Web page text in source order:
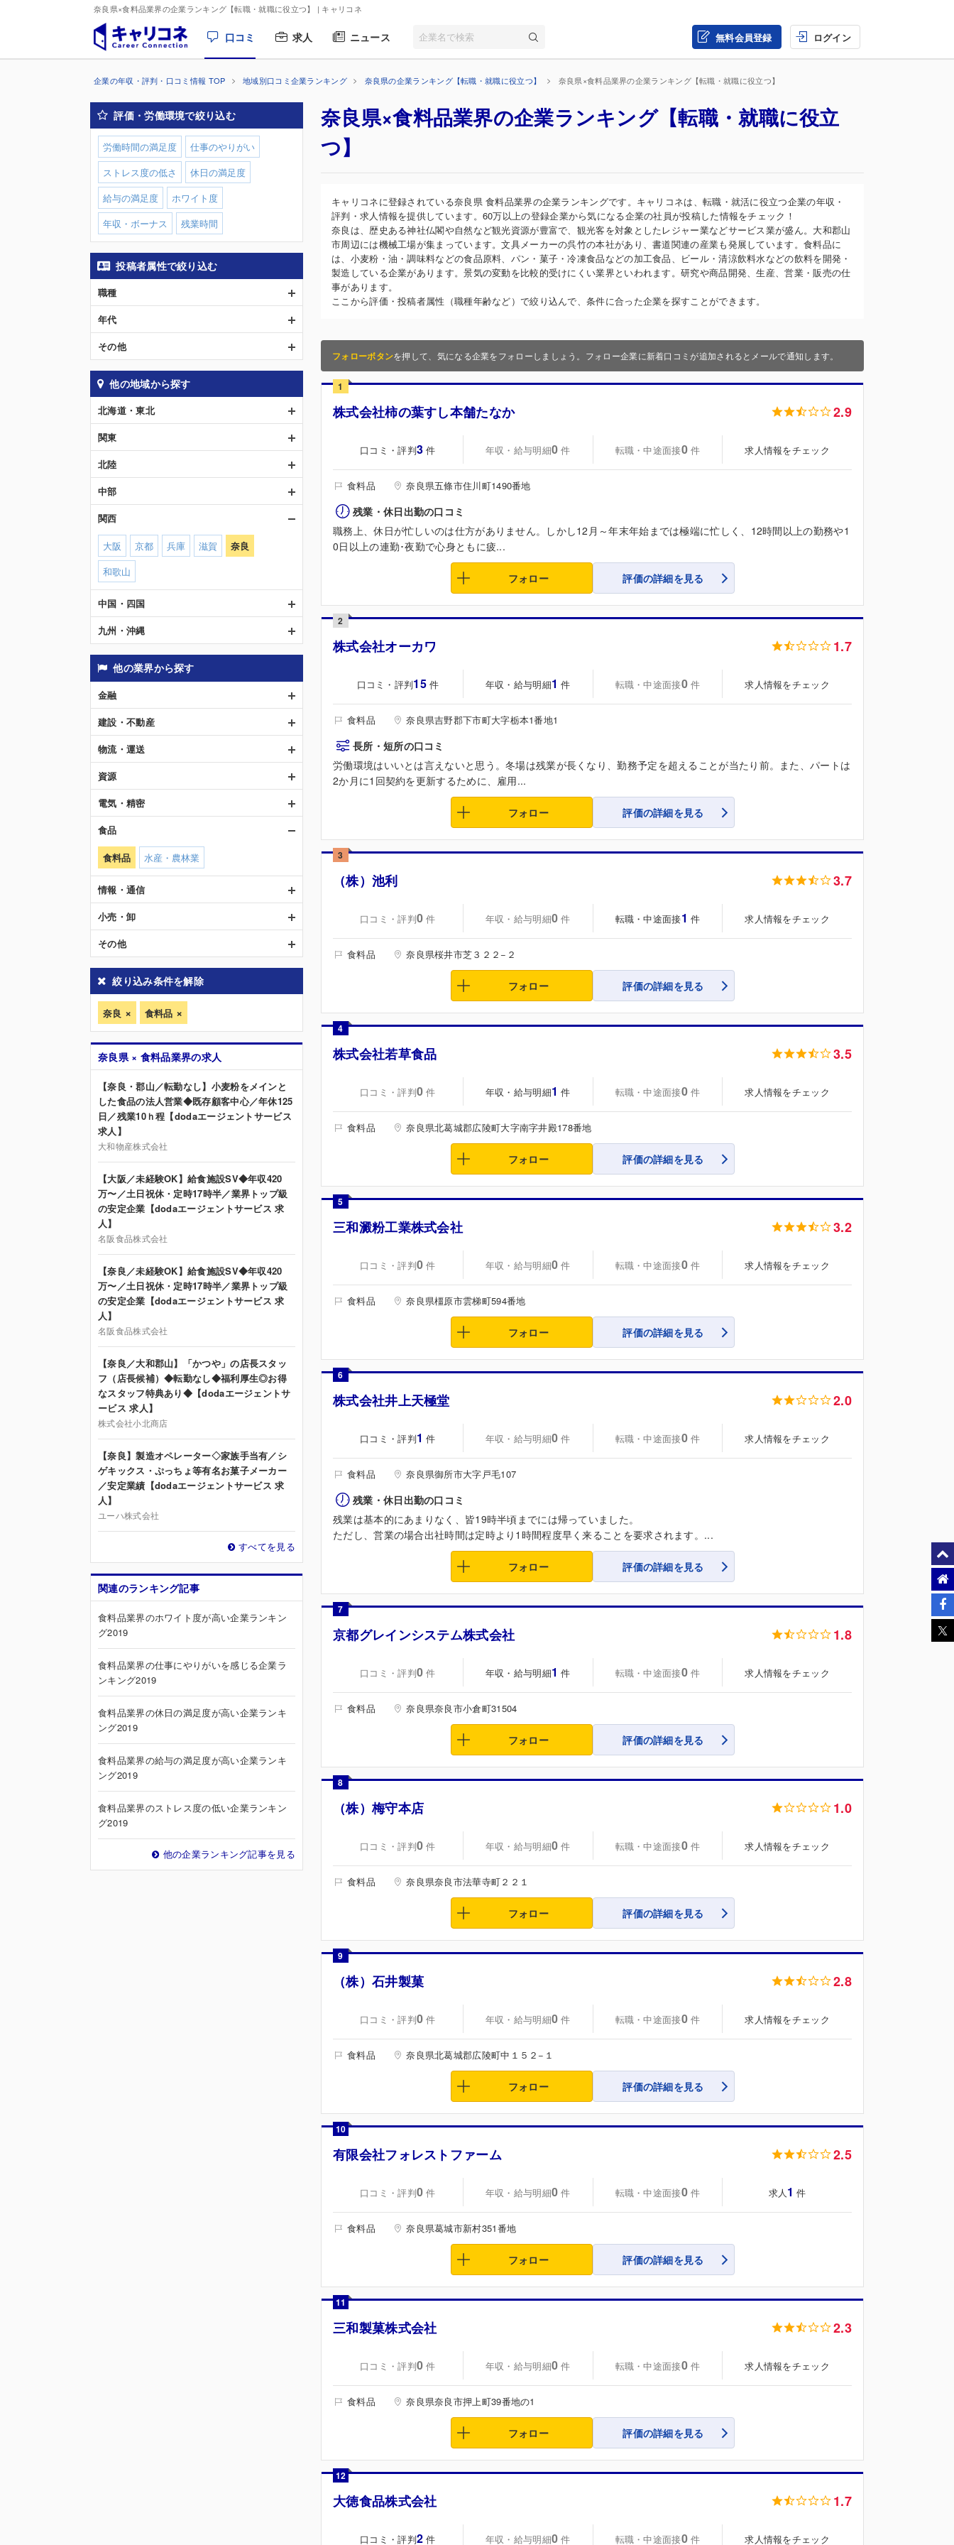
奈良県×食料品業界の企業ランキング【転職・就職に役立つ】 | キャリコネ
口コミ 求人 ニュース 無料会員登録 ログイン
企業の年収・評判・口コミ情報 TOP 地域別口コミ企業ランキング 奈良県の企業ランキング【転職・就職に役立つ】 奈良県×食料品業界の企業ランキング【転職・就職に役立つ】
奈良県×食料品業界の企業ランキング【転職・就職に役立
つ】
キャリコネに登録されている奈良県 食料品業界の企業ランキングです。キャリコネは、転職・就活に役立つ企業の年収・
評判・求人情報を提供しています。60万以上の登録企業から気になる企業の社員が投稿した情報をチェック！
奈良は、歴史ある神社仏閣や自然など観光資源が豊富で、観光客を対象としたレジャー業などサービス業が盛ん。大和郡山
市周辺には機械工場が集まっています。文具メーカーの呉竹の本社があり、書道関連の産業も発展しています。食料品に
は、小麦粉・油・調味料などの食品原料、パン・菓子・冷凍食品などの加工食品、ビール・清涼飲料水などの飲料を開発・
製造している企業があります。景気の変動を比較的受けにくい業界といわれます。研究や商品開発、生産、営業・販売の仕
事があります。
ここから評価・投稿者属性（職種年齢など）で絞り込んで、条件に合った企業を探すことができます。
フォローボタンを押して、気になる企業をフォローしましょう。フォロー企業に新着口コミが追加されるとメールで通知します。
1
株式会社柿の葉すし本舗たなか 2.9
口コミ・評判3 件 年収・給与明細0 件 転職・中途面接0 件 求人情報をチェック
食料品 奈良県五條市住川町1490番地
残業・休日出勤の口コミ
職務上、休日が忙しいのは仕方がありません。しかし12月～年末年始までは極端に忙しく、12時間以上の勤務や1
0日以上の連勤･夜勤で心身ともに疲...
フォロー 評価の詳細を見る
2
株式会社オーカワ 1.7
口コミ・評判15 件 年収・給与明細1 件 転職・中途面接0 件 求人情報をチェック
食料品 奈良県吉野郡下市町大字栃本1番地1
長所・短所の口コミ
労働環境はいいとは言えないと思う。冬場は残業が長くなり、勤務予定を超えることが当たり前。また、パートは
2か月に1回契約を更新するために、雇用...
フォロー 評価の詳細を見る
3
（株）池利 3.7
口コミ・評判0 件 年収・給与明細0 件 転職・中途面接1 件 求人情報をチェック
食料品 奈良県桜井市芝３２２−２
フォロー 評価の詳細を見る
4
株式会社若草食品 3.5
口コミ・評判0 件 年収・給与明細1 件 転職・中途面接0 件 求人情報をチェック
食料品 奈良県北葛城郡広陵町大字南字井殿178番地
フォロー 評価の詳細を見る
5
三和澱粉工業株式会社 3.2
口コミ・評判0 件 年収・給与明細0 件 転職・中途面接0 件 求人情報をチェック
食料品 奈良県橿原市雲梯町594番地
フォロー 評価の詳細を見る
6
株式会社井上天極堂 2.0
口コミ・評判1 件 年収・給与明細0 件 転職・中途面接0 件 求人情報をチェック
食料品 奈良県御所市大字戸毛107
残業・休日出勤の口コミ
残業は基本的にあまりなく、皆19時半頃までには帰っていました。
ただし、営業の場合出社時間は定時より1時間程度早く来ることを要求されます。...
フォロー 評価の詳細を見る
7
京都グレインシステム株式会社 1.8
口コミ・評判0 件 年収・給与明細1 件 転職・中途面接0 件 求人情報をチェック
食料品 奈良県奈良市小倉町31504
フォロー 評価の詳細を見る
8
（株）梅守本店 1.0
口コミ・評判0 件 年収・給与明細0 件 転職・中途面接0 件 求人情報をチェック
食料品 奈良県奈良市法華寺町２２１
フォロー 評価の詳細を見る
9
（株）石井製菓 2.8
口コミ・評判0 件 年収・給与明細0 件 転職・中途面接0 件 求人情報をチェック
食料品 奈良県北葛城郡広陵町中１５２−１
フォロー 評価の詳細を見る
10
有限会社フォレストファーム 2.5
口コミ・評判0 件 年収・給与明細0 件 転職・中途面接0 件 求人 1 件
食料品 奈良県葛城市新村351番地
フォロー 評価の詳細を見る
11
三和製菓株式会社 2.3
口コミ・評判0 件 年収・給与明細0 件 転職・中途面接0 件 求人情報をチェック
食料品 奈良県奈良市押上町39番地の1
フォロー 評価の詳細を見る
12
大徳食品株式会社 1.7
口コミ・評判2 件 年収・給与明細0 件 転職・中途面接0 件 求人情報をチェック
評価・労働環境で絞り込む
労働時間の満足度
仕事のやりがい
ストレス度の低さ
休日の満足度
給与の満足度
ホワイト度
年収・ボーナス
残業時間
投稿者属性で絞り込む
職種
年代
その他
他の地域から探す
北海道・東北
関東
北陸
中部
関西
大阪 京都 兵庫 滋賀
奈良
和歌山
中国・四国
九州・沖縄
他の業界から探す
金融
建設・不動産
物流・運送
資源
電気・精密
食品
食料品 水産・農林業
情報・通信
小売・卸
その他
絞り込み条件を解除
奈良 食料品
奈良県 × 食料品業界の求人
【奈良・郡山／転勤なし】小麦粉をメインと
した食品の法人営業◆既存顧客中心／年休125
日／残業10ｈ程【dodaエージェントサービス
求人】
大和物産株式会社
【大阪／未経験OK】給食施設SV◆年収420
万〜／土日祝休・定時17時半／業界トップ級
の安定企業【dodaエージェントサービス 求
人】
名阪食品株式会社
【奈良／未経験OK】給食施設SV◆年収420
万〜／土日祝休・定時17時半／業界トップ級
の安定企業【dodaエージェントサービス 求
人】
名阪食品株式会社
【奈良／大和郡山】「かつや」の店長スタッ
フ（店長候補）◆転勤なし◆福利厚生◎お得
なスタッフ特典あり◆【dodaエージェントサ
ービス 求人】
株式会社小北商店
【奈良】製造オペレーター◇家族手当有／シ
ゲキックス・ぷっちょ等有名お菓子メーカー
／安定業績【dodaエージェントサービス 求
人】
ユーハ株式会社
すべてを見る
関連のランキング記事
食料品業界のホワイト度が高い企業ランキン
グ2019
食料品業界の仕事にやりがいを感じる企業ラ
ンキング2019
食料品業界の休日の満足度が高い企業ランキ
ング2019
食料品業界の給与の満足度が高い企業ランキ
ング2019
食料品業界のストレス度の低い企業ランキン
グ2019
他の企業ランキング記事を見る